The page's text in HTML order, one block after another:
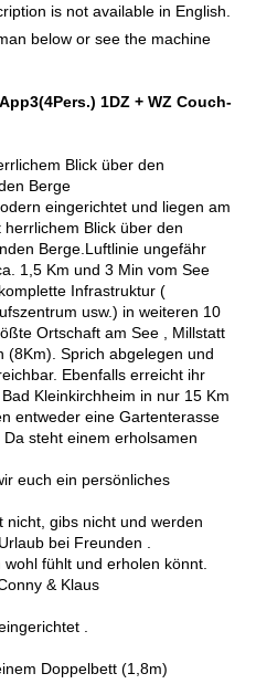
is not available in English.
below or see the machine
1DZ + WZ Couch-
Blick über den
Berge
eingerichtet und liegen am
Blick über den
Berge.Luftlinie ungefähr
1,5 Km und 3 Min vom See
Infrastruktur (
usw.) in weiteren 10
Ortschaft am See , Millstatt
(8Km). Sprich abgelegen und
Ebenfalls erreicht ihr
Kleinkirchheim in nur 15 Km
entweder eine Gartenterasse
steht einem erholsamen
euch ein persönliches
gibs nicht und werden
bei Freunden .
fühlt und erholen könnt.
& Klaus
.
Doppelbett (1,8m)